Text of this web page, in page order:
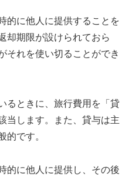
的に他人に提供することを
却期限が設けられておら
それを使い切ることができ
るときに、旅行費用を「貸
当します。また、貸与は主
的です。
的に他人に提供し、その後